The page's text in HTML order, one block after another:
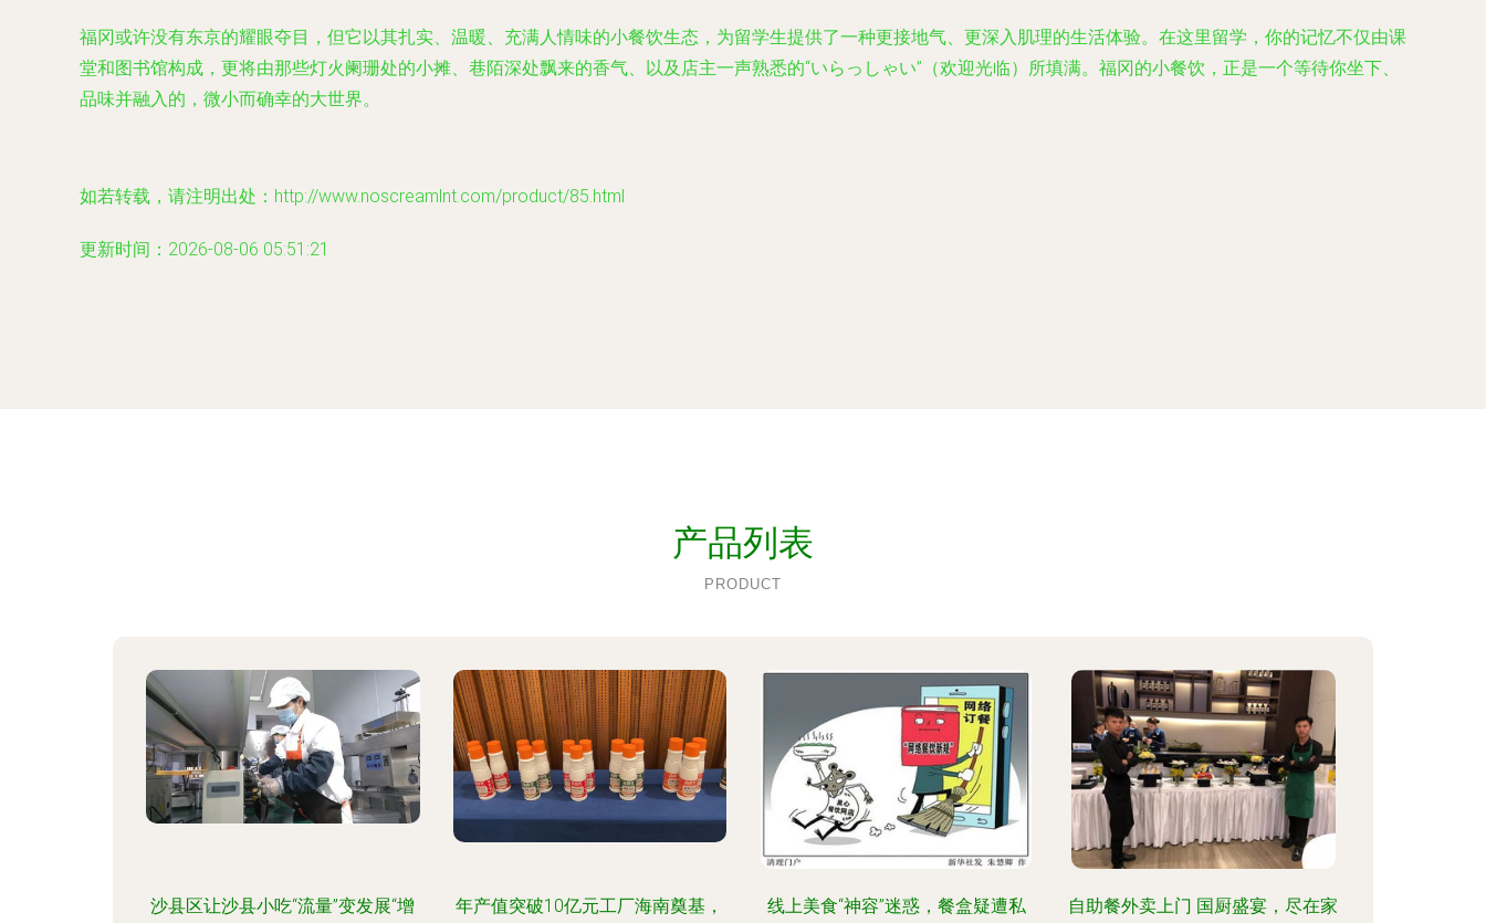
福冈或许没有东京的耀眼夺目，但它以其扎实、温暖、充满人情味的小餐饮生态，为留学生提供了一种更接地气、更深入肌理的生活体验。在这里留学，你的记忆不仅由课
堂和图书馆构成，更将由那些灯火阑珊处的小摊、巷陌深处飘来的香气、以及店主一声熟悉的“いらっしゃい”（欢迎光临）所填满。福冈的小餐饮，正是一个等待你坐下、
品味并融入的，微小而确幸的大世界。
如若转载，请注明出处：http://www.noscreamlnt.com/product/85.html
更新时间：2026-08-06 05:51:21
产品列表
PRODUCT
沙县区让沙县小吃“流量”变发展“增
年产值突破10亿元工厂海南奠基，
线上美食“神容”迷惑，餐盒疑遭私
自助餐外卖上门 国厨盛宴，尽在家